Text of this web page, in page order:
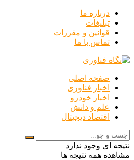
درباره ما
تبلیغات
قوانین و مقررات
تماس با ما
صفحه اصلی
اخبار فناوری
اخبار خودرو
علم و دانش
اقتصاد دیجیتال
نتیجه ای وجود ندارد
مشاهده همه نتیجه ها